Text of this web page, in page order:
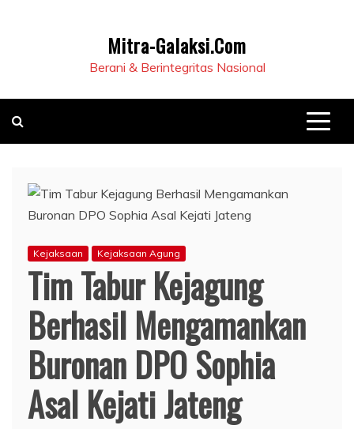
Mitra-Galaksi.Com
Berani & Berintegritas Nasional
Kejaksaan Kejaksaan Agung
Tim Tabur Kejagung
Berhasil Mengamankan
Buronan DPO Sophia
Asal Kejati Jateng